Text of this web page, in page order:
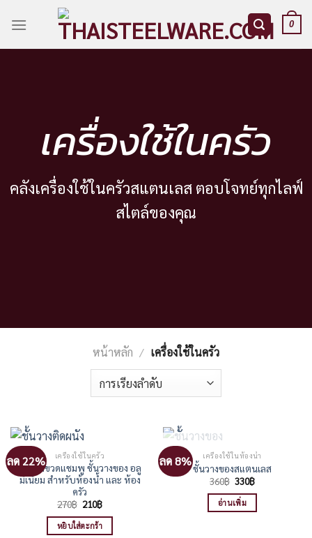
0
เครื่องใช้ในครัว
คลังเครื่องใช้ในครัวสแตนเลส ตอบโจทย์ทุกไลฟ์
สไตล์ของคุณ
หน้าหลัก / เครื่องใช้ในครัว
ลด 22% เครื่องใช้ในครัว
ชั้นวางขวดแชมพู ชั้นวางของ อลู
มิเนียม สำหรับห้องน้ำ และ ห้อง
ครัว
270฿ Original
price
was:
270฿.
210฿Current
is:
210฿.
หยิบใส่ตะกร้า
ลด 8% สินค้าหมดแล้ว
เครื่องใช้ในห้องน้ำ
ชั้นวางของสแตนเลส
360฿ Original
price
was:
360฿.
330฿Current
is:
อ่านเพิ่ม